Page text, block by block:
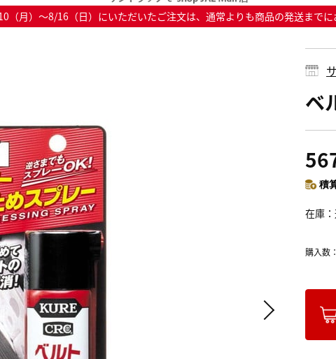
月）～8/16（日）にいただいたご注文は、通常よりも商品の発送まで
ベ
積
在庫
購入数